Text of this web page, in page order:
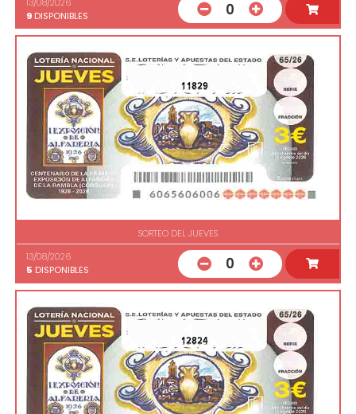
9 DISPONIBLES 0
11829
SORTEO DEL JUEVES
13/08/2026
5 DISPONIBLES 0
12824